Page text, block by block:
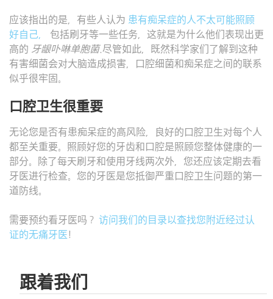
应该指出的是，有些人认为 患有痴呆症的人不太可能照顾
好自己，
包括刷牙等一些任务，这就是为什么他们表现出更
高的 牙龈卟啉单胞菌.尽管如此，既然科学家们了解到这种
有害细菌会对大脑造成损害，口腔细菌和痴呆症之间的联系
似乎很牢固。
口腔卫生很重要
无论您是否有患痴呆症的高风险，良好的口腔卫生对每个人
都至关重要。照顾好您的牙齿和口腔是照顾您整体健康的一
部分。除了每天刷牙和使用牙线两次外，您还应该定期去看
牙医进行检查。您的牙医是您抵御严重口腔卫生问题的第一
道防线。
需要预约看牙医吗？ 访问我们的目录以查找您附近经过认
证的无痛牙医 !
跟着我们